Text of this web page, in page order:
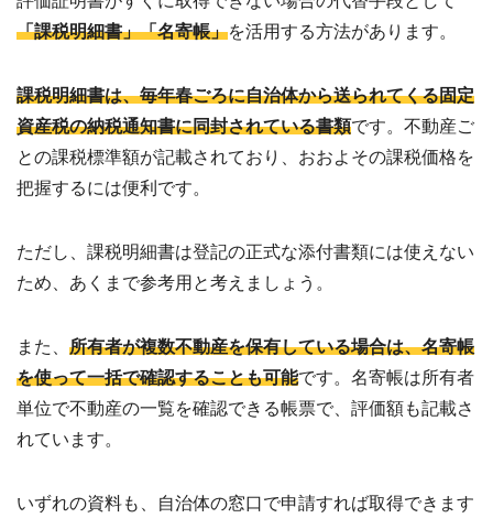
「課税明細書」「名寄帳」を活用する方法があります。
課税明細書は、毎年春ごろに自治体から送られてくる固定
資産税の納税通知書に同封されている書類です。不動産ご
との課税標準額が記載されており、おおよその課税価格を
把握するには便利です。
ただし、課税明細書は登記の正式な添付書類には使えない
ため、あくまで参考用と考えましょう。
また、 所有者が複数不動産を保有している場合は、名寄帳
を使って一括で確認することも可能です。名寄帳は所有者
単位で不動産の一覧を確認できる帳票で、評価額も記載さ
れています。
いずれの資料も、自治体の窓口で申請すれば取得できます